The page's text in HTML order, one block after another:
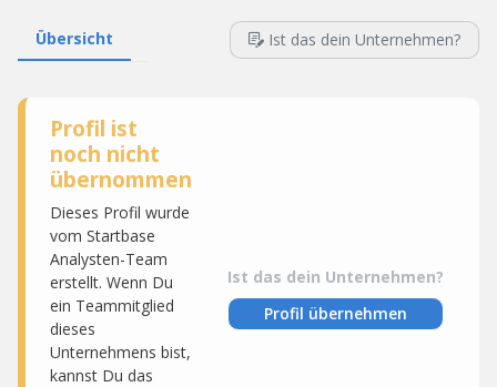
Übersicht Ist das dein Unternehmen?
Profil ist
noch nicht
übernommen
Dieses Profil wurde
vom Startbase
Analysten-Team
erstellt. Wenn Du
ein Teammitglied
dieses
Unternehmens bist,
kannst Du das
Ist das dein Unternehmen?
Profil übernehmen